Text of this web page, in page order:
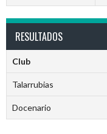
RESULTADOS
Club
Talarrubias
Docenario